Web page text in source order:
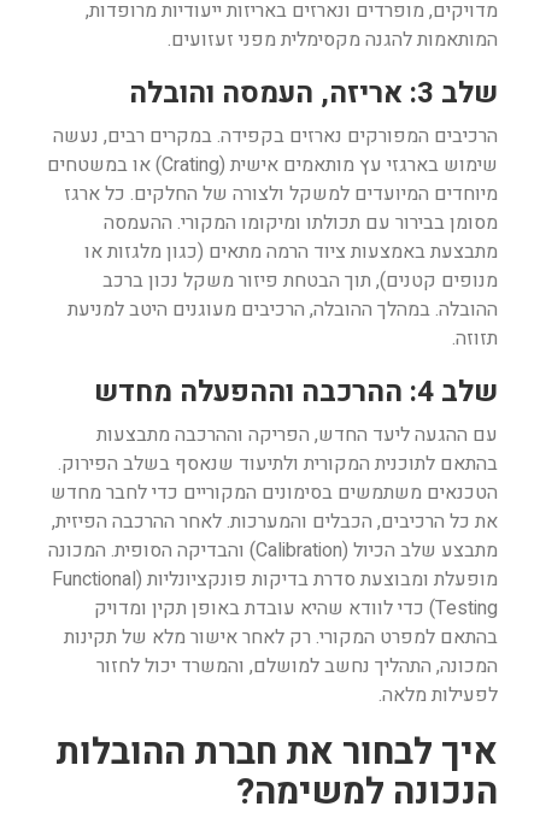
מדויקים, מופרדים ונארזים באריזות ייעודיות מרופדות,
המותאמות להגנה מקסימלית מפני זעזועים.
שלב 3: אריזה, העמסה והובלה
הרכיבים המפורקים נארזים בקפידה. במקרים רבים, נעשה
שימוש בארגזי עץ מותאמים אישית (Crating) או במשטחים
מיוחדים המיועדים למשקל ולצורה של החלקים. כל ארגז
מסומן בבירור עם תכולתו ומיקומו המקורי. ההעמסה
מתבצעת באמצעות ציוד הרמה מתאים (כגון מלגזות או
מנופים קטנים), תוך הבטחת פיזור משקל נכון ברכב
ההובלה. במהלך ההובלה, הרכיבים מעוגנים היטב למניעת
תזוזה.
שלב 4: ההרכבה וההפעלה מחדש
עם ההגעה ליעד החדש, הפריקה וההרכבה מתבצעות
בהתאם לתוכנית המקורית ולתיעוד שנאסף בשלב הפירוק.
הטכנאים משתמשים בסימונים המקוריים כדי לחבר מחדש
את כל הרכיבים, הכבלים והמערכות. לאחר ההרכבה הפיזית,
מתבצע שלב הכיול (Calibration) והבדיקה הסופית. המכונה
מופעלת ומבוצעת סדרת בדיקות פונקציונליות (Functional
Testing) כדי לוודא שהיא עובדת באופן תקין ומדויק
בהתאם למפרט המקורי. רק לאחר אישור מלא של תקינות
המכונה, התהליך נחשב למושלם, והמשרד יכול לחזור
לפעילות מלאה.
איך לבחור את חברת ההובלות
הנכונה למשימה?